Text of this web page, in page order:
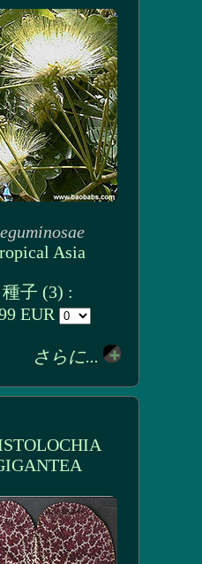
Asia
種子 (3) :
EUR
さらに...